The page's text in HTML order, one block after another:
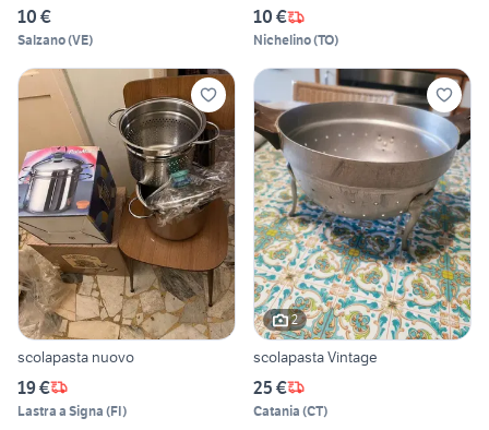
10 €
Salzano(VE)
10 €
Nichelino(TO)
scolapasta nuovo
19 €
Lastra a Signa (FI)
2
scolapasta Vintage
25 €
Catania (CT)